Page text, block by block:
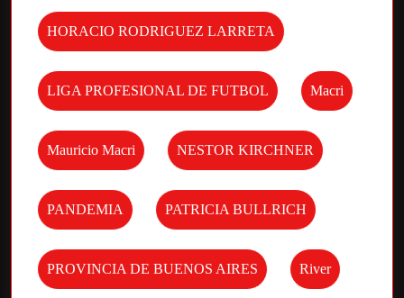
HORACIO RODRIGUEZ LARRETA
LIGA PROFESIONAL DE FUTBOL Macri
Mauricio Macri NESTOR KIRCHNER
PANDEMIA PATRICIA BULLRICH
PROVINCIA DE BUENOS AIRES River